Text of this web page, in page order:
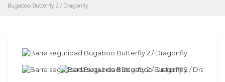
Bugaboo Butterfly 2 / Dragonfly